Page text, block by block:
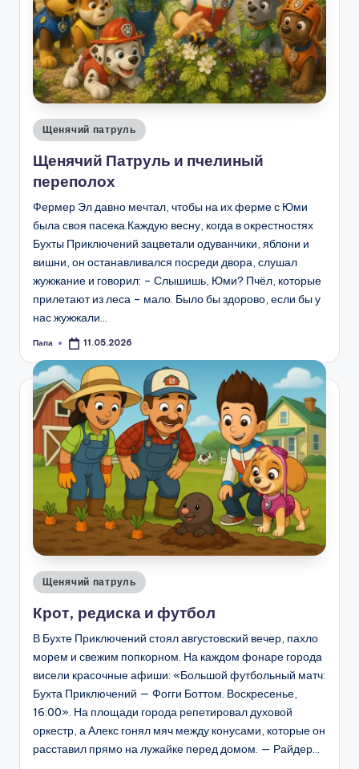
Опубликовано
Щенячий патруль
Щенячий Патруль и пчелиный
переполох
Фермер Эл давно мечтал, чтобы на их ферме с Юми
была своя пасека.Каждую весну, когда в окрестностях
Бухты Приключений зацветали одуванчики, яблони и
вишни, он останавливался посреди двора, слушал
жужжание и говорил: – Слышишь, Юми? Пчёл, которые
прилетают из леса – мало. Было бы здорово, если бы у
нас жужжали…
Запись
Папа 11.05.2026
Опубликовано
Щенячий патруль
Крот, редиска и футбол
В Бухте Приключений стоял августовский вечер, пахло
морем и свежим попкорном. На каждом фонаре города
висели красочные афиши: «Большой футбольный матч:
Бухта Приключений — Фогги Боттом. Воскресенье,
16:00». На площади города репетировал духовой
оркестр, а Алекс гонял мяч между конусами, которые он
расставил прямо на лужайке перед домом. — Райдер…